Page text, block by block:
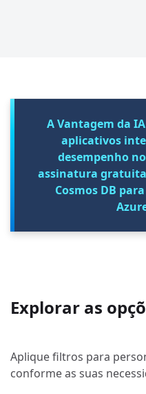
A Vantagem da
aplicativos
desempenho
assinatura gratuita
Cosmos DB
Explorar as
Aplique filtros para
conforme as suas